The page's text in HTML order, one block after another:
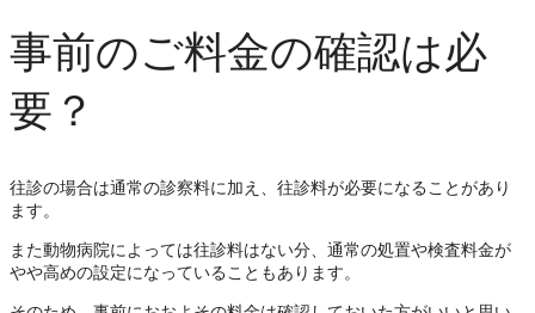
事前のご料金の確認は必
要？
往診の場合は通常の診察料に加え、往診料が必要になることがあり
ます。
また動物病院によっては往診料はない分、通常の処置や検査料金が
やや高めの設定になっていることもあります。